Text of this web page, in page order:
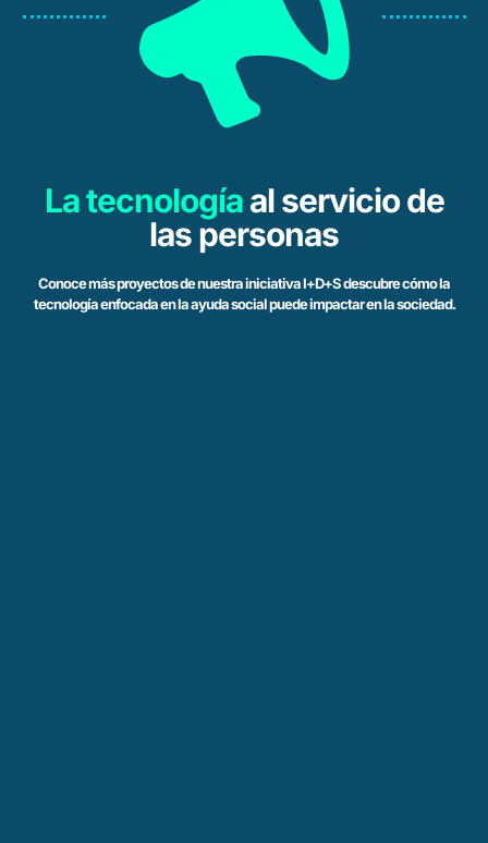
La tecnologíaal servicio de
las personas
Conoce más proyectos de nuestra iniciativa I+D+S descubre cómo la
tecnología enfocada en la ayuda social puede impactar en la sociedad.